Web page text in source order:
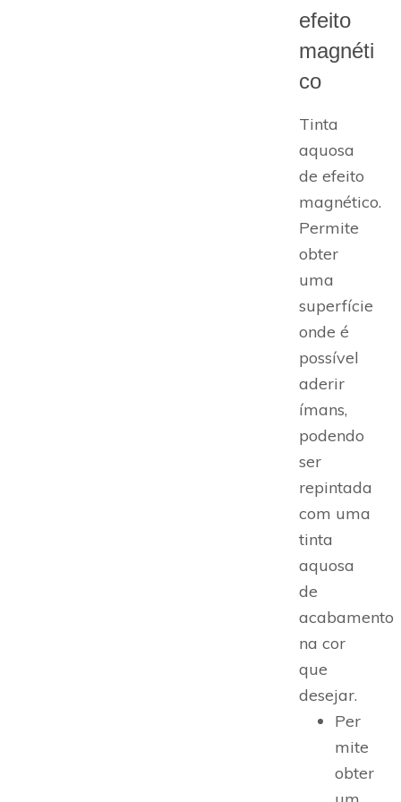
efeito
magnéti
co
Tinta
aquosa
de efeito
magnético.
Permite
obter
uma
superfície
onde é
possível
aderir
ímans,
podendo
ser
repintada
com uma
tinta
aquosa
de
acabamento
na cor
que
desejar.
Per
mite
obter